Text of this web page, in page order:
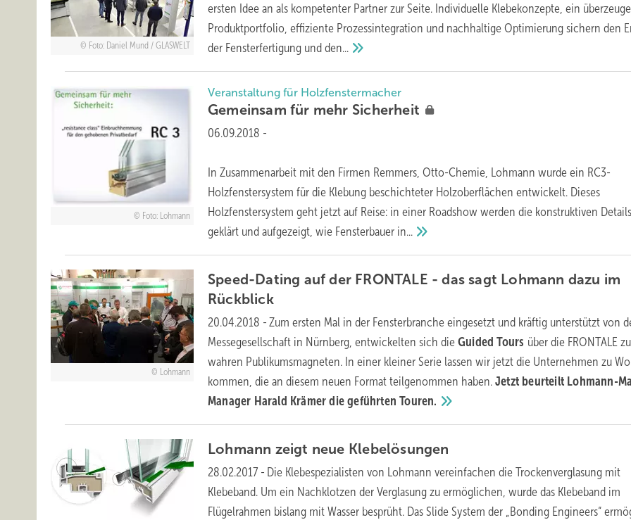
Foto: Daniel Mund / GLASWELT
ersten Idee an als kompetenter Partner zur Seite. Individuelle Klebekonzepte, ein
Produktportfolio, effiziente Prozessintegration und nachhaltige Optimierung sichern den
der Fensterfertigung undden...
Foto: Lohmann
Veranstaltung für Holzfenstermacher
Gemeinsam für mehr Sicherheit
06.09.2018 -
In Zusammenarbeit mit den Firmen Remmers, Otto-Chemie, Lohmann wurde ein RC3-
Holzfenstersystem für die Klebung beschichteter Holzoberflächen entwickelt. Dieses
Holzfenstersystem geht jetzt auf Reise: in einer Roadshow werden die konstruktiven Details
geklärt und aufgezeigt, wie Fensterbauer in...
Lohmann
Speed-Dating auf der FRONTALE - das sagt Lohmann dazu im
Rückblick
20.04.2018 - Zum ersten Mal in der Fensterbranche eingesetzt und kräftig unterstützt von
Messegesellschaft in Nürnberg, entwickelten sich dieGuided Tours über die FRONTALE
wahren Publikumsmagneten. In einer kleiner Serie lassen wir jetzt die Unternehmen zu
kommen, die an diesem neuen Format teilgenommen haben.Jetzt beurteilt Lohmann-
Manager Harald Krämer die geführtenTouren.
Lohmann zeigt neue Klebelösungen
28.02.2017 - Die Klebespezialisten von Lohmann vereinfachen die Trockenverglasung mit
Klebeband. Um ein Nachklotzen der Verglasung zu ermöglichen, wurde das Klebeband im
Flügelrahmen bislang mit Wasser besprüht. Das Slide System der „Bonding Engineers“